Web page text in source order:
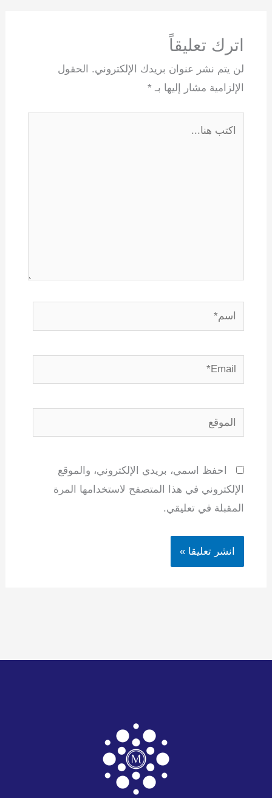
اترك تعليقاً
لن يتم نشر عنوان بريدك الإلكتروني.
الحقول
الإلزامية مشار إليها بـ *
اسم*
Email*
الموقع
احفظ اسمي، بريدي الإلكتروني، والموقع
الإلكتروني في هذا المتصفح لاستخدامها المرة
المقبلة في تعليقي.